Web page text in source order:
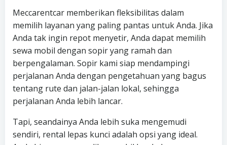
Meccarentcar memberikan fleksibilitas dalam
memilih layanan yang paling pantas untuk Anda. Jika
Anda tak ingin repot menyetir, Anda dapat memilih
sewa mobil dengan sopir yang ramah dan
berpengalaman. Sopir kami siap mendampingi
perjalanan Anda dengan pengetahuan yang bagus
tentang rute dan jalan-jalan lokal, sehingga
perjalanan Anda lebih lancar.
Tapi, seandainya Anda lebih suka mengemudi
sendiri, rental lepas kunci adalah opsi yang ideal.